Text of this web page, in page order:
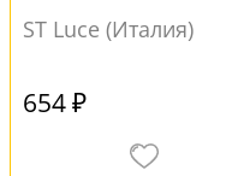
ST Luce (Италия)
654 ₽